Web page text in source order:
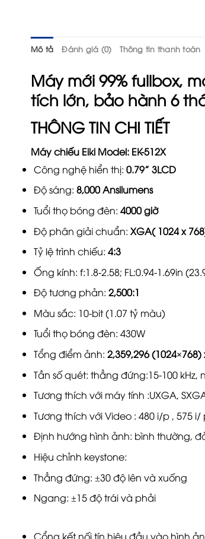
Mô tả Đánh giá (0) Thông tin thanh toán
Máy mới 99% fullbox,
tích lớn, bảo hành 6
THÔNG TIN CHI TIẾT
Máy chiếu Eiki Model: EK-512X
Công nghệ hiển thị: 0.79” 3LCD
Độ sáng: 8,000 Ansilumens
Tuổi thọ bóng đèn: 4000 giờ
Độ phân giải chuẩn: XGA( 1024 x
Tỷ lệ trình chiếu: 4:3
Ống kính: f:1.8-2.58; FL:0.94-1.69in
Độ tương phản: 2,500:1
Màu sắc: 10-bit (1.07 tỷ màu)
Tuổi thọ bóng đèn: 430W
Tổng điểm ảnh: 2,359,296 (1024×768)
Tần số quét: thẳng đứng:15-100 kHz,
Tương thích với máy tính :UXGA,
Tương thích với Video : 480 i/p , 575
Định hướng hình ảnh: bình thường,
Hiệu chỉnh keystone:
Thẳng đứng: ±30 độ lên và xuống
Ngang: ±15 độ trái và phải
Cổng kết nối tín hiệu đầu vào hình